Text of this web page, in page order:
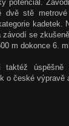
potenciál.
stě
kadetek.
se
m dokonce 6.
taktéž
o české výpravě